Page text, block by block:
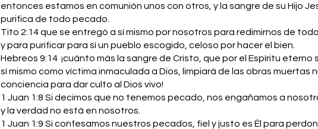
entonces estamos en comunión unos con otros, y la sangre de su Hijo
purifica de todo pecado.
Tito 2:14 que se entregó a sí mismo por nosotros para redimirnos de
y para purificar para sí un pueblo escogido, celoso por hacer el bien.
Hebreos 9:14 ¡cuánto más la sangre de Cristo, que por el Espíritu eterno
sí mismo como víctima inmaculada a Dios, limpiará de las obras muertas
conciencia para dar culto al Dios vivo!
1 Juan 1:8 Si decimos que no tenemos pecado, nos engañamos a
y la verdad no está en nosotros.
1 Juan 1:9 Si confesamos nuestros pecados, fiel y justo es Él para